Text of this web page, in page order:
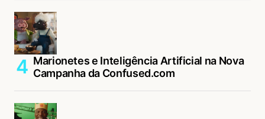
Marionetes e Inteligência Artificial na Nova
Campanha da Confused.com